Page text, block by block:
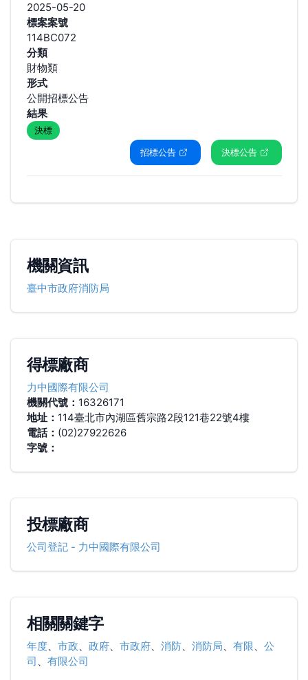
2025-05-20
標案案號
114BC072
分類
財物類
形式
公開招標公告
結果
決標
招標公告
決標公告
機關資訊
臺中市政府消防局
得標廠商
力中國際有限公司
機關代號： 16326171
地址： 114臺北市內湖區舊宗路2段121巷22號4樓
電話： (02)27922626
字號：
投標廠商
公司登記- 力中國際有限公司
相關關鍵字
年度、 市政、 政府、 市政府、 消防、 消防局、 有限、 公
司 、 有限公司